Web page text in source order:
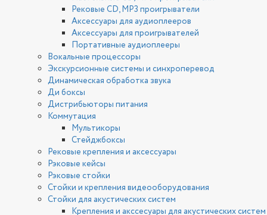
Рековые CD, MP3 проигрыватели
Аксессуары для аудиоплееров
Аксессуары для проигрывателей
Портативные аудиоплееры
Вокальные процессоры
Экскурсионные системы и синхроперевод
Динамическая обработка звука
Ди боксы
Дистрибьюторы питания
Коммутация
Мультикоры
Стейджбоксы
Рековые крепления и аксессуары
Рэковые кейсы
Рэковые стойки
Стойки и крепления видеооборудования
Стойки для акустических систем
Крепления и акссесуары для акустических систем